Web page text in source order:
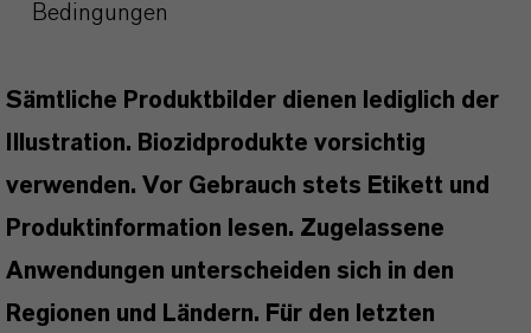
Bedingungen
Sämtliche Produktbilder dienen lediglich der
Illustration. Biozidprodukte vorsichtig
verwenden. Vor Gebrauch stets Etikett und
Produktinformation lesen. Zugelassene
Anwendungen unterscheiden sich in den
Regionen und Ländern. Für den letzten